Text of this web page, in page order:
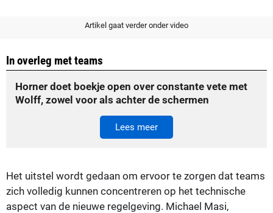
Artikel gaat verder onder video
In overleg met teams
Horner doet boekje open over constante vete met
Wolff, zowel voor als achter de schermen
Lees meer
Het uitstel wordt gedaan om ervoor te zorgen dat teams
zich volledig kunnen concentreren op het technische
aspect van de nieuwe regelgeving. Michael Masi,